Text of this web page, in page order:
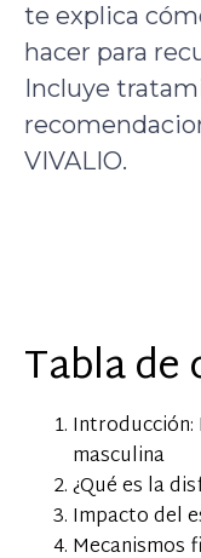
te explica
hacer para
Incluye
VIVALIO.
Tabla
masculina
¿Qué es la
Impacto del
Mecanismos